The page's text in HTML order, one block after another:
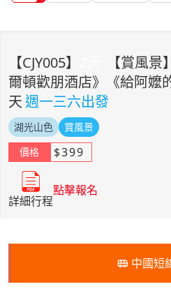
中國短
【CJY005】
【賞風
爾頓歡朋酒店》《給阿嬤
天週一三六出發
湖光山色
賞風景
價格
$399
詳細行程
點擊報名